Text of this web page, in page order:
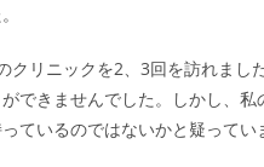
リニックを2、3回を訪れまし
できませんでした。しかし、
ているのではないかと疑って